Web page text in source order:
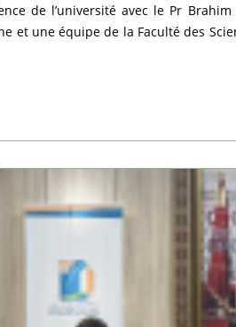
de l’université avec le Pr
et une équipe de la Faculté des
Moulay Slimane en partenariat